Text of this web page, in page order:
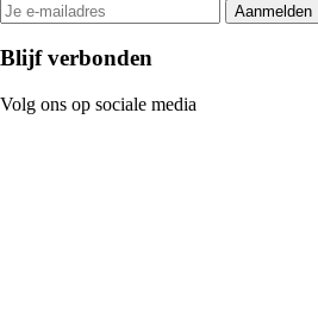
Aanmelden
Blijf verbonden
Volg ons op sociale media